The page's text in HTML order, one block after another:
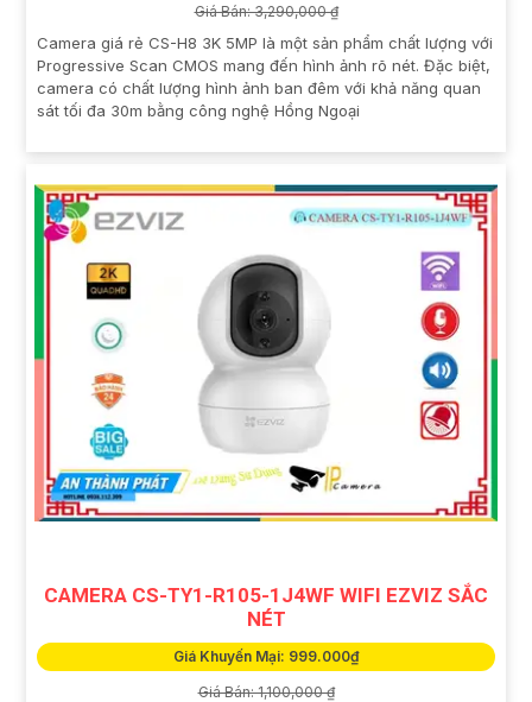
Giá Bán: 3,290,000 ₫
Camera giá rẻ CS-H8 3K 5MP là một sản phẩm chất lượng với
Progressive Scan CMOS mang đến hình ảnh rõ nét. Đặc biệt,
camera có chất lượng hình ảnh ban đêm với khả năng quan
sát tối đa 30m bằng công nghệ Hồng Ngoại
CAMERA CS-TY1-R105-1J4WF WIFI EZVIZ SẮC
NÉT
Giá Khuyến Mại: 999.000₫
Giá Bán: 1,100,000 ₫